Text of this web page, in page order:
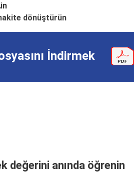
nakite dönüştürün
İndirmek
değerini anında öğrenin